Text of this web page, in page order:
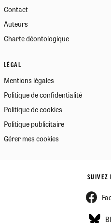
Contact
Auteurs
Charte déontologique
LÉGAL
Mentions légales
Politique de confidentialité
Politique de cookies
Politique publicitaire
Gérer mes cookies
SUIVEZ